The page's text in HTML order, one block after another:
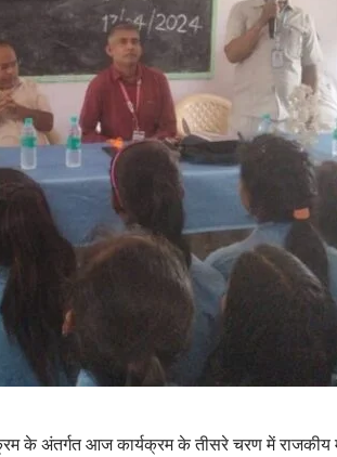
के अंतर्गत आज कार्यक्रम के तीसरे चरण में